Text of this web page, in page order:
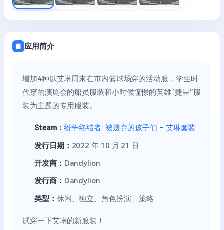
应用简介
增加4种以艾琳周末在市内篮球场穿的活动服，学生时
代穿的演剧会的船员服装和小时候憧憬的英雄“捷星”服
装为主题的专用服装。
Steam：纷争终结者: 被遗弃的孩子们 – 艾琳套装
发行日期： 2022 年 10 月 21 日
开发商： Dandylion
发行商： Dandylion
类型： 休闲、独立、角色扮演、策略
试穿一下艾琳的新服装！